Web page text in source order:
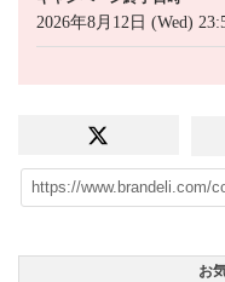
2026年8月12日 (Wed)
お